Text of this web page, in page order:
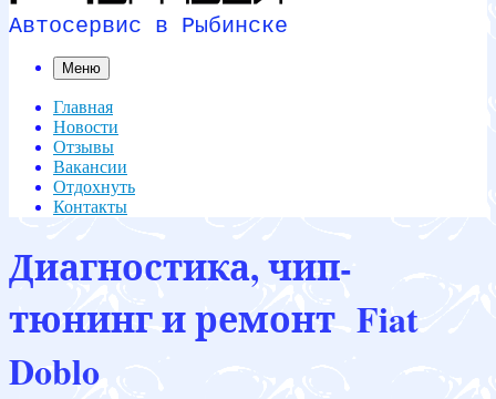
Автосервис в Рыбинске
Меню
Главная
Новости
Отзывы
Вакансии
Отдохнуть
Контакты
Диагностика, чип-
тюнинг и ремонт Fiat
Doblo